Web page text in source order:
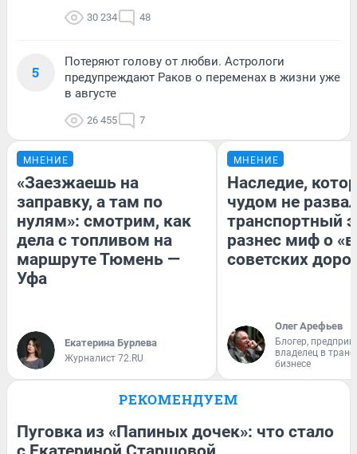
30 234 48
5
Потеряют голову от любви. Астрологи
предупреждают Раков о переменах в жизни уже
в августе
26 455 7
МНЕНИЕ
«Заезжаешь на
заправку, а там по
нулям»: смотрим, как
дела с топливом на
маршруте Тюмень —
Уфа
Екатерина Бурлева
Журналист 72.RU
МНЕНИЕ
Наследие,
чудом не
транспортный
разнес миф о
советских
Олег Арефьев
Блогер,
владелец в
бизнесе
РЕКОМЕНДУЕМ
Пуговка из «Папиных дочек»: что стало